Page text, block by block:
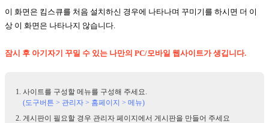
이 화면은 킴스큐를 처음 설치하신 경우에 나타나며 꾸미기를 하시면 더 이
상 이 화면은 나타나지 않습니다.
잠시 후 아기자기 꾸밀 수 있는 나만의 PC/모바일 웹사이트가 생깁니다.
사이트를 구성할 메뉴를 구성해 주세요.
(도구버튼 > 관리자 > 홈페이지 > 메뉴)
게시판이 필요할 경우 관리자 페이지에서 게시판을 만들어 주세요